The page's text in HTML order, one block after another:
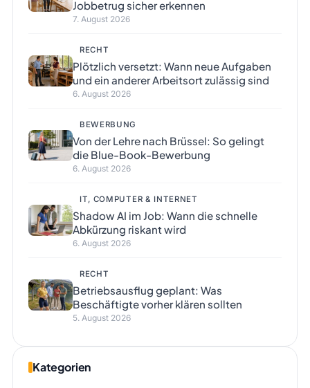
Jobbetrug sicher erkennen
7. August 2026
RECHT
Plötzlich versetzt: Wann neue Aufgaben
und ein anderer Arbeitsort zulässig sind
6. August 2026
BEWERBUNG
Von der Lehre nach Brüssel: So gelingt
die Blue-Book-Bewerbung
6. August 2026
IT, COMPUTER & INTERNET
Shadow AI im Job: Wann die schnelle
Abkürzung riskant wird
6. August 2026
RECHT
Betriebsausflug geplant: Was
Beschäftigte vorher klären sollten
5. August 2026
Kategorien